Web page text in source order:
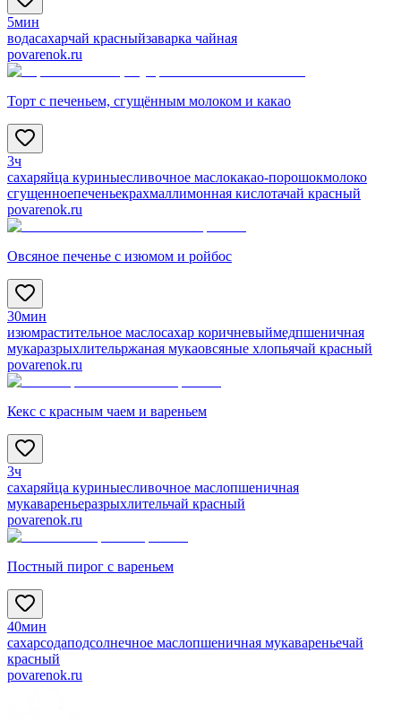
5мин
водасахарчай красныйзаварка чайная
povarenok.ru
Торт с печеньем, сгущённым молоком и какао
3ч
сахаряйца куриныесливочное маслокакао-порошокмолоко
сгущенноепеченьекрахмаллимонная кислотачай красный
povarenok.ru
Овсяное печенье с изюмом и ройбос
30мин
изюмрастительное маслосахар коричневыймедпшеничная
мукаразрыхлительржаная мукаовсяные хлопьячай красный
povarenok.ru
Кекс с красным чаем и вареньем
3ч
сахаряйца куриныесливочное маслопшеничная
мукавареньеразрыхлительчай красный
povarenok.ru
Постный пирог с вареньем
40мин
сахарсодаподсолнечное маслопшеничная мукавареньечай
красный
povarenok.ru